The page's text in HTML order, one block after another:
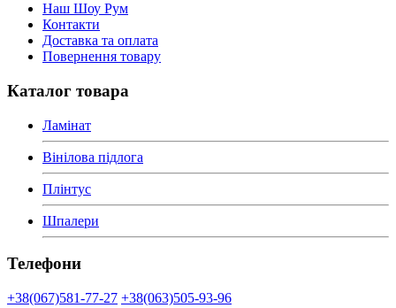
Наш Шоу Рум
Контакти
Доставка та оплата
Повернення товару
Каталог товара
Ламінат
Вінілова підлога
Плінтус
Шпалери
Телефони
+38(067)581-77-27 +38(063)505-93-96